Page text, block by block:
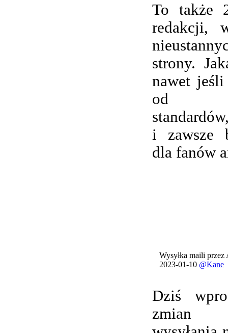
To także
redakcji,
strony.
nawet
od
i zawsze
dla fanów
Wysyłka maili
2023-01-10 @Kane
Dziś
zmian